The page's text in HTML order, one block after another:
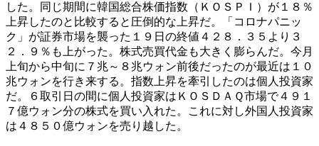
した。同じ期間に韓国総合株価指数（ＫＯＳＰＩ）が１８％
上昇したのと比較すると圧倒的な上昇だ。「コロナパニッ
ク」が証券市場を襲った１９日の終値４２８．３５より３
２．９％も上がった。株式売買代金も大きく膨らんだ。今月
上旬から中旬に７兆～８兆ウォン前後だったのが最近は１０
兆ウォンを行き来する。指数上昇を牽引したのは個人投資家
だ。６取引日の間に個人投資家はＫＯＳＤＡＱ市場で４９１
７億ウォン分の株式を買い入れた。これに対し外国人投資家
は４８５０億ウォンを売り越した。